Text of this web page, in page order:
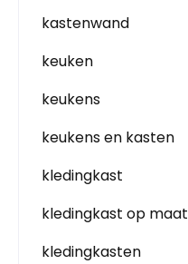
kastenwand
keuken
keukens
keukens en kasten
kledingkast
kledingkast op maat
kledingkasten